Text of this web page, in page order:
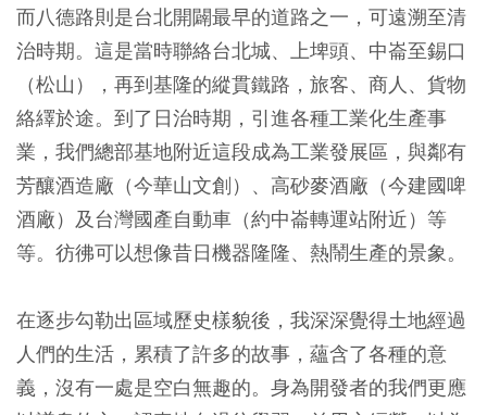
而八德路則是台北開闢最早的道路之一，可遠溯至清
治時期。這是當時聯絡台北城、上埤頭、中崙至錫口
（松山），再到基隆的縱貫鐵路，旅客、商人、貨物
絡繹於途。到了日治時期，引進各種工業化生產事
業，我們總部基地附近這段成為工業發展區，與鄰有
芳釀酒造廠（今華山文創）、高砂麥酒廠（今建國啤
酒廠）及台灣國產自動車（約中崙轉運站附近）等
等。彷彿可以想像昔日機器隆隆、熱鬧生產的景象。
在逐步勾勒出區域歷史樣貌後，我深深覺得土地經過
人們的生活，累積了許多的故事，蘊含了各種的意
義，沒有一處是空白無趣的。身為開發者的我們更應